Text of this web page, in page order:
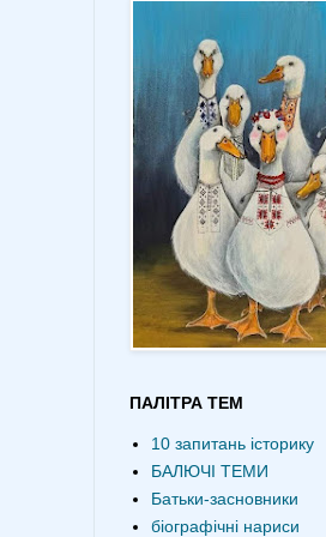
ПАЛІТРА ТЕМ
10 запитань історику
БАЛЮЧІ ТЕМИ
Батьки-засновники
біографічні нариси